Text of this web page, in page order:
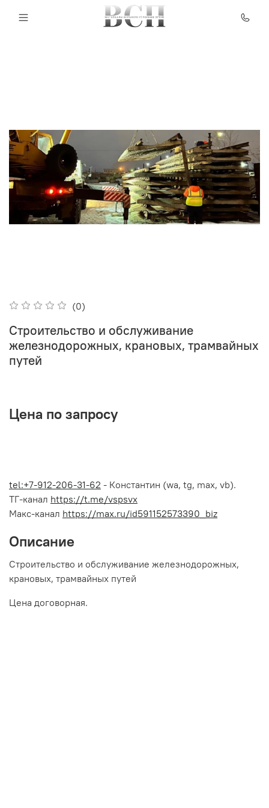
(0)
Строительство и обслуживание
железнодорожных, крановых, трамвайных
путей
Цена по запросу
tel:+7-912-206-31-62 - Константин (wa, tg, max, vb).
ТГ-канал https://t.me/vspsvx
Макс-канал https://max.ru/id591152573390_biz
Описание
Строительство и обслуживание железнодорожных,
крановых, трамвайных путей
Цена договорная.